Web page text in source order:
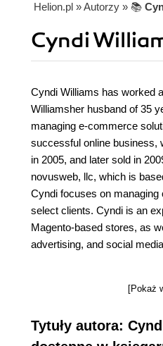
Helion.pl » Autorzy » 📚
Cyndi
Cyndi Williams has worked
Williamsher husband of 35
managing e-commerce
successful online business,
in 2005, and later sold in
novusweb, llc, which is
Cyndi focuses on managing
select clients. Cyndi is an
Magento-based stores, as
advertising, and social
[Pokaż
Tytuły autora: